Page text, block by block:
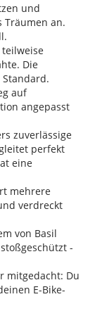
und
Träumen an.
Die
auf
angepasst
zuverlässige
perfekt
eine
mehrere
verdreckt
von Basil
-
mitgedacht: Du
E-Bike-